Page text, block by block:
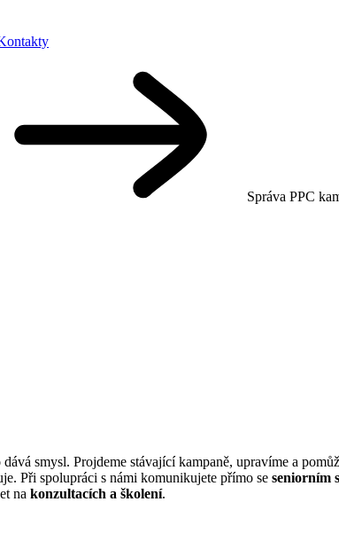
Správa PPC
smysl. Projdeme stávající kampaně, upravíme a
Při spolupráci s námi komunikujete přímo se seniorním
na konzultacích a školení.